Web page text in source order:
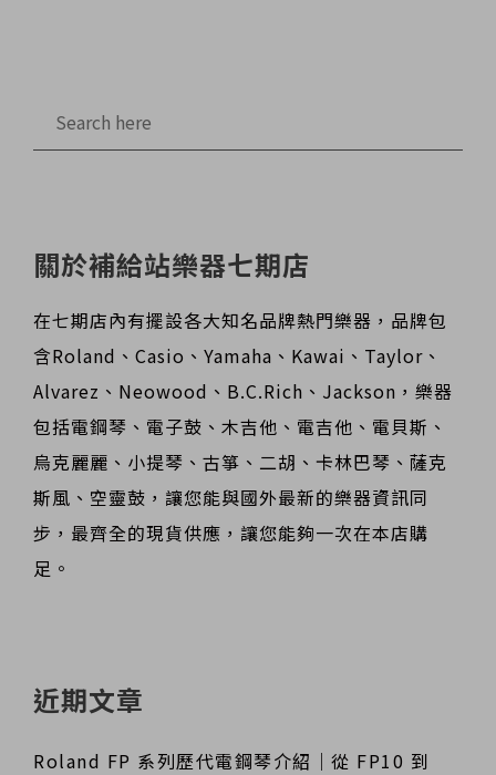
關於補給站樂器七期店
在七期店內有擺設各大知名品牌熱門樂器，品牌包
含Roland、Casio、Yamaha、Kawai、Taylor、
Alvarez、Neowood、B.C.Rich、Jackson，樂器
包括電鋼琴、電子鼓、木吉他、電吉他、電貝斯、
烏克麗麗、小提琴、古箏、二胡、卡林巴琴、薩克
斯風、空靈鼓，讓您能與國外最新的樂器資訊同
步，最齊全的現貨供應，讓您能夠一次在本店購
足。
近期文章
Roland FP 系列歷代電鋼琴介紹｜從 FP10 到